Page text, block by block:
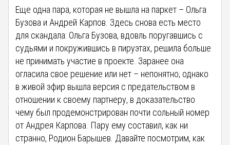
Еще одна пара, которая не вышла на паркет – Ольга
Бузова и Андрей Карпов. Здесь снова есть место
для скандала: Ольга Бузова, вдовль поругавшись с
судьями и покружившись в пируэтах, решила больше
не принимать участие в проекте. Заранее она
огласила свое решение или нет – непонятно, однако
в живой эфир вышла версия с предательством в
отношении к своему партнеру, в доказательство
чему был продемонстрирован почти сольный номер
от Андрея Карпова. Пару ему составил, как ни
странно, Родион Барышев. Давайте посмотрим, как